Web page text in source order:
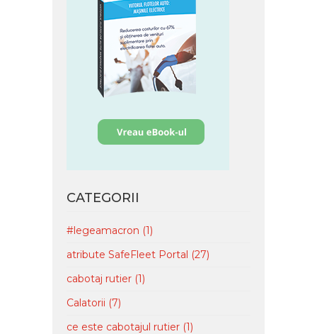
CATEGORII
#legeamacron (1)
atribute SafeFleet Portal (27)
cabotaj rutier (1)
Calatorii (7)
ce este cabotajul rutier (1)